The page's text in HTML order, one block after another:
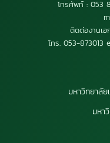
โทรศัพท์ : 053
ติดต่องานเ
โทร. 053-873013
มหาวิทยาลั
มหา